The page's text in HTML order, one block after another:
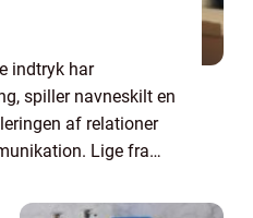
indtryk har
spiller navneskilt en
af relationer
Lige fra
værdien ...